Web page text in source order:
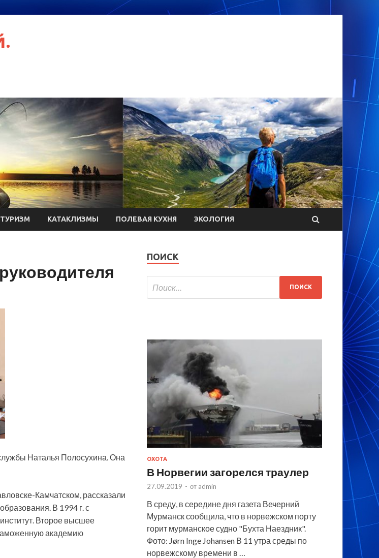
ТУРИЗМ КАТАКЛИЗМЫ ПОЛЕВАЯ КУХНЯ ЭКОЛОГИЯ
Наталья Полосухина. Она
Камчатском, рассказали
В 1994 г. с
Второе высшее
академию
ПОИСК
ОХОТА
В Норвегии загорелся траулер
27.09.2019 - от admin
В среду, в середине дня газета Вечерний
Мурманск сообщила, что в норвежском порту
горит мурманское судно "Бухта Наездник".
Фото: Jørn Inge Johansen В 11 утра среды по
норвежскому времени в …